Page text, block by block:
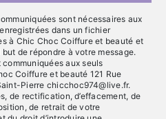
sont nécessaires aux
dans un fichier
à Chic Choc Coiffure et beauté et
de répondre à votre message.
aux seuls
Coiffure et beauté 121 Rue
Pierre chicchoc974@live.fr.
de rectification, d’effacement, de
de retrait de votre